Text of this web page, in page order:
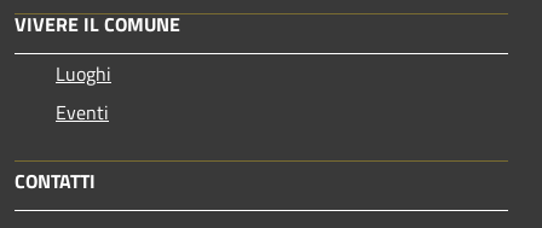
VIVERE IL COMUNE
Luoghi
Eventi
CONTATTI